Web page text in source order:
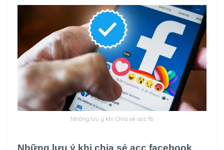
Những lưu ý khi Chia sẻ acc fb
Những lưu ý khi chia sẻ acc facebook